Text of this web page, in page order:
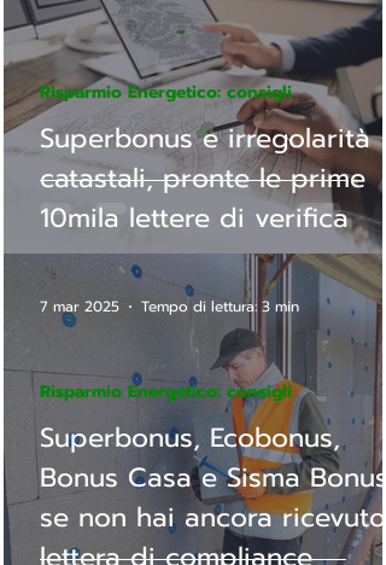
Superbonus e irregolarità
catastali, pronte le prime
10mila lettere di verifica
Risparmio Energetico: consigli
Superbonus, Ecobonus,
Bonus Casa e Sisma Bonus,
se non hai ancora ricevuto
Risparmio Energetico: consigli
7 mar 2025 Tempo di lettura: 3 min